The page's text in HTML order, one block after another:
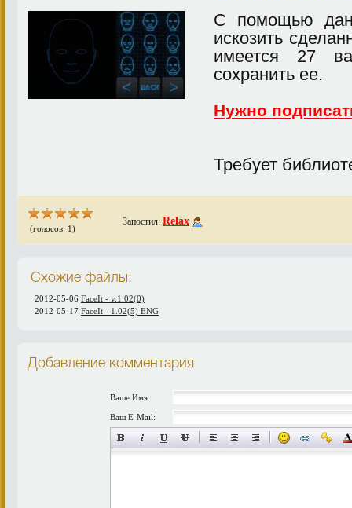
С помощью
искозить
имеется 27
сохранить ее.
Нужно
Требует
(голосов: 1)
Запостил: Relax
Схожие файлы:
2012-05-06 FaceIt - v.1.02(0)
2012-05-17 FaceIt - 1.02(5) ENG
Добавление комментария
Ваше Имя:
Ваш E-Mail: